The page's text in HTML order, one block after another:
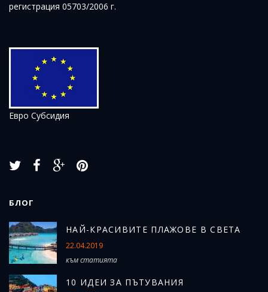
регистрация 05703/2006 г.
Евро Субсидия
БЛОГ
НАЙ-КРАСИВИТЕ ПЛАЖОВЕ В СВЕТА
22.04.2019
към статията
10 ИДЕИ ЗА ПЪТУВАНИЯ